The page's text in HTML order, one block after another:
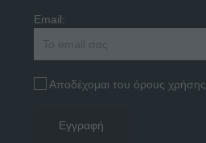
Email:
Αποδέχομαι του όρους χρήσης